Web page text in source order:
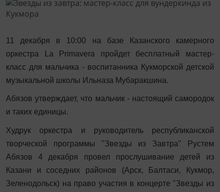
11 декабря в 10:00 на базе Казанского камерного
оркестра La Primavera пройдет бесплатный мастер-
класс для мальчика - воспитанника Кукморской детской
музыкальной школы Ильназа Мубаракшина.
Абязов утверждает, что мальчик - настоящий самородок
и таких единицы.
Худрук оркестра и руководитель республиканской
творческой программы "Звезды из Завтра" Рустем
Абязов 4 декабря провел прослушивание детей из
Казани и соседних районов (Арск, Балтаси, Кукмор,
Зеленодольск) на право участия в концерте "Звезды из